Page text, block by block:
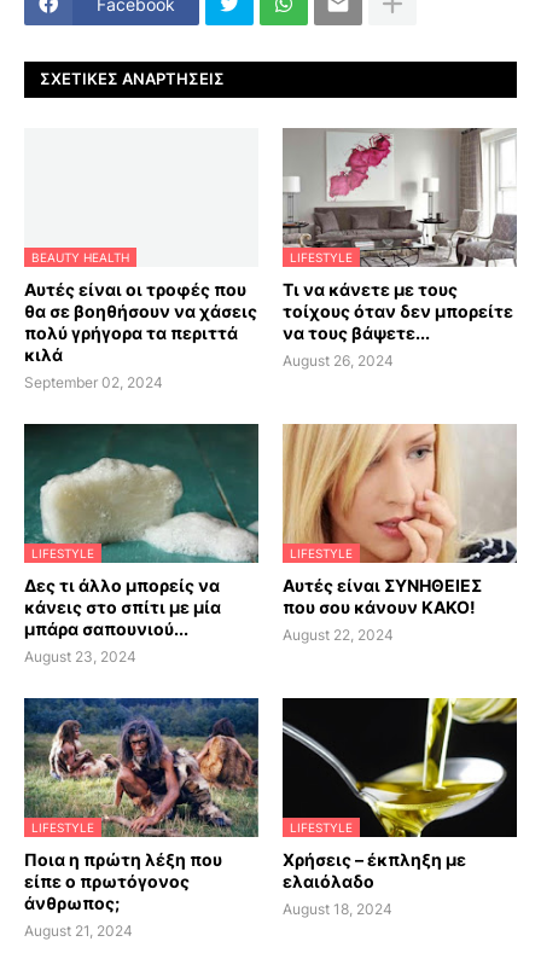
Facebook
ΣΧΕΤΙΚΈΣ ΑΝΑΡΤΉΣΕΙΣ
BEAUTY HEALTH
Αυτές είναι οι τροφές που
θα σε βοηθήσουν να χάσεις
πολύ γρήγορα τα περιττά
κιλά
September 02, 2024
LIFESTYLE
Τι να κάνετε με τους
τοίχους όταν δεν μπορείτε
να τους βάψετε...
August 26, 2024
LIFESTYLE
Δες τι άλλο μπορείς να
κάνεις στο σπίτι με μία
μπάρα σαπουνιού...
August 23, 2024
LIFESTYLE
Αυτές είναι ΣΥΝΗΘΕΙΕΣ
που σου κάνουν ΚΑΚΟ!
August 22, 2024
LIFESTYLE
Ποια η πρώτη λέξη που
είπε ο πρωτόγονος
άνθρωπος;
August 21, 2024
LIFESTYLE
Χρήσεις – έκπληξη με
ελαιόλαδο
August 18, 2024